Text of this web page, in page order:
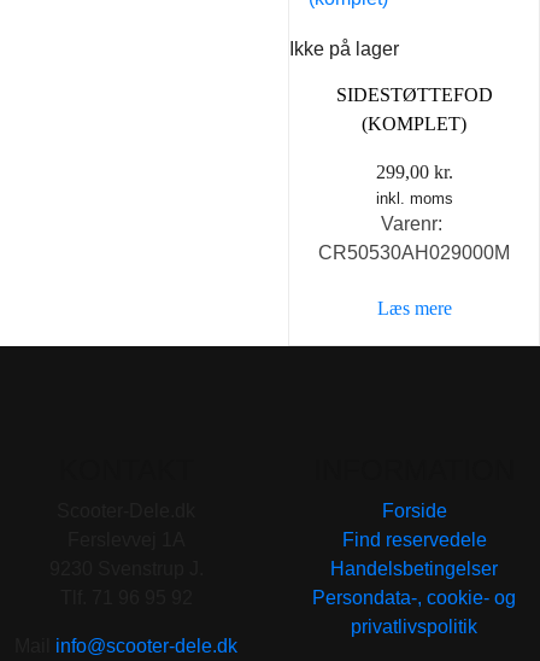
Ikke på lager
SIDESTØTTEFOD
(KOMPLET)
299,00 kr.
inkl. moms
Varenr:
CR50530AH029000M
Læs mere
info@scooter-dele.dk
Forside
Find reservedele
Handelsbetingelser
Persondata-, cookie- og
privatlivspolitik